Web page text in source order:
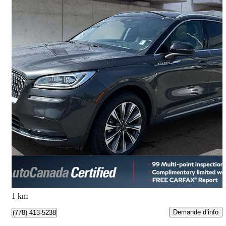
2020 Lincoln Corsair
Reserve AWD47 479 km
27 287 $
479 $/mois env.
1 km
(778) 413-5238 Demande d’info